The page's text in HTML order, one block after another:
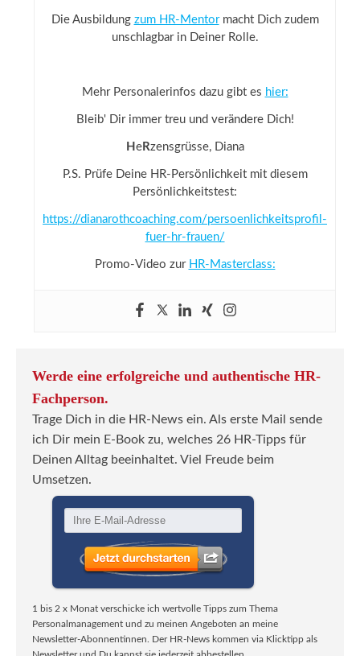
Die Ausbildung zum HR-Mentormacht Dich zudem
unschlagbar in Deiner Rolle.
Mehr Personalerinfos dazu gibt es hier:
Bleib' Dir immer treu und verändere Dich!
H eRzensgrüsse, Diana
P.S. Prüfe Deine HR-Persönlichkeit mit diesem
Persönlichkeitstest:
https://dianarothcoaching.com/persoenlichkeitsprofil-
fuer-hr-frauen/
Promo-Video zur HR-Masterclass:
Werde eine erfolgreiche und authentische HR-
Fachperson.
Trage Dich in die HR-News ein. Als erste Mail sende
ich Dir mein E-Book zu, welches 26 HR-Tipps für
Deinen Alltag beeinhaltet. Viel Freude beim
Umsetzen.
1 bis 2 x Monat verschicke ich wertvolle Tipps zum Thema
Personalmanagement und zu meinen Angeboten an meine
Newsletter-Abonnentinnen. Der HR-News kommen via Klicktipp als